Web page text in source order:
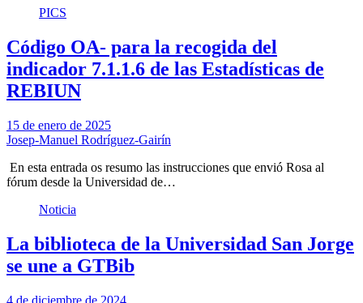
PICS
Código OA- para la recogida del
indicador 7.1.1.6 de las Estadísticas de
REBIUN
15 de enero de 2025
Josep-Manuel Rodríguez-Gairín
En esta entrada os resumo las instrucciones que envió Rosa al
fórum desde la Universidad de…
Noticia
La biblioteca de la Universidad San Jorge
se une a GTBib
4 de diciembre de 2024